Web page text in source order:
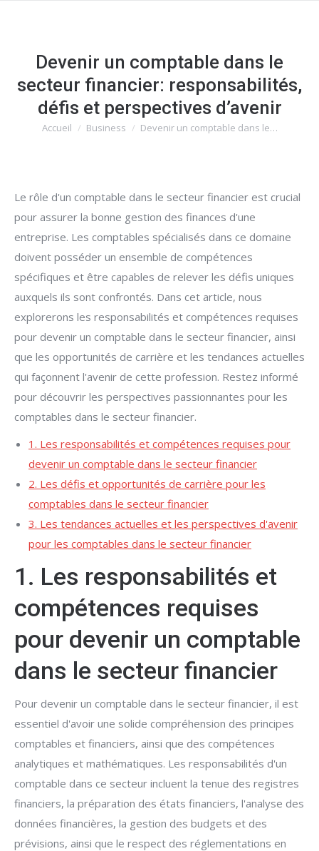
Devenir un comptable dans le
secteur financier: responsabilités,
défis et perspectives d’avenir
Vous êtes ici :
Accueil Business Devenir un comptable dans le…
Le rôle d'un comptable dans le secteur financier est crucial
pour assurer la bonne gestion des finances d'une
entreprise. Les comptables spécialisés dans ce domaine
doivent posséder un ensemble de compétences
spécifiques et être capables de relever les défis uniques
auxquels ils sont confrontés. Dans cet article, nous
explorerons les responsabilités et compétences requises
pour devenir un comptable dans le secteur financier, ainsi
que les opportunités de carrière et les tendances actuelles
qui façonnent l'avenir de cette profession. Restez informé
pour découvrir les perspectives passionnantes pour les
comptables dans le secteur financier.
1. Les responsabilités et compétences requises pour
devenir un comptable dans le secteur financier
2. Les défis et opportunités de carrière pour les
comptables dans le secteur financier
3. Les tendances actuelles et les perspectives d'avenir
pour les comptables dans le secteur financier
1. Les responsabilités et
compétences requises
pour devenir un comptable
dans le secteur financier
Pour devenir un comptable dans le secteur financier, il est
essentiel d'avoir une solide compréhension des principes
comptables et financiers, ainsi que des compétences
analytiques et mathématiques. Les responsabilités d'un
comptable dans ce secteur incluent la tenue des registres
financiers, la préparation des états financiers, l'analyse des
données financières, la gestion des budgets et des
prévisions, ainsi que le respect des réglementations en